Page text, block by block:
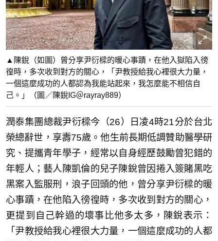
▲陳銳（如圖）曾分享尹衍樑的暖心事蹟，在他入獄陷入徬
徨時，多次收到對方的關心，「尹教授給我心裡很大力量，
一個這麼成功的人都認為我能站起來，我怎麼能不相信自
己。」（圖／陳銳IG＠rayray889）
潤泰集團總裁尹衍樑今（26）日凌4時21分於台北
榮總辭世，享壽75歲。他生前長期低調贊助醫學研
究、提攜青年學子，經常以自身經歷鼓勵曾犯錯的
年輕人；藝人陳凱倫的兒子陳銳曾因捲入簽賭黑吃
黑案入監服刑，浪子回頭的他，曾分享尹衍樑的暖
心事蹟，在他陷入徬徨時，多次收到對方的關心，
更提到自己幹過的壞事比他多太多，陳銳表示：
「尹教授給我心裡很大力量，一個這麼成功的人都